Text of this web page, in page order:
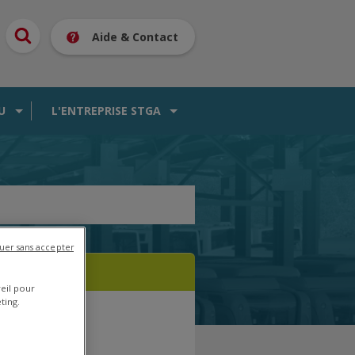
Aide & Contact
L'ENTREPRISE STGA
pour
sans accepter